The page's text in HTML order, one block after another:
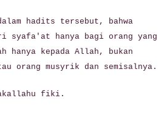
hadits tersebut, bahwa
syafa'at hanya bagi orang yang
hanya kepada Allah, bukan
orang musyrik dan semisalnya.
fiki.